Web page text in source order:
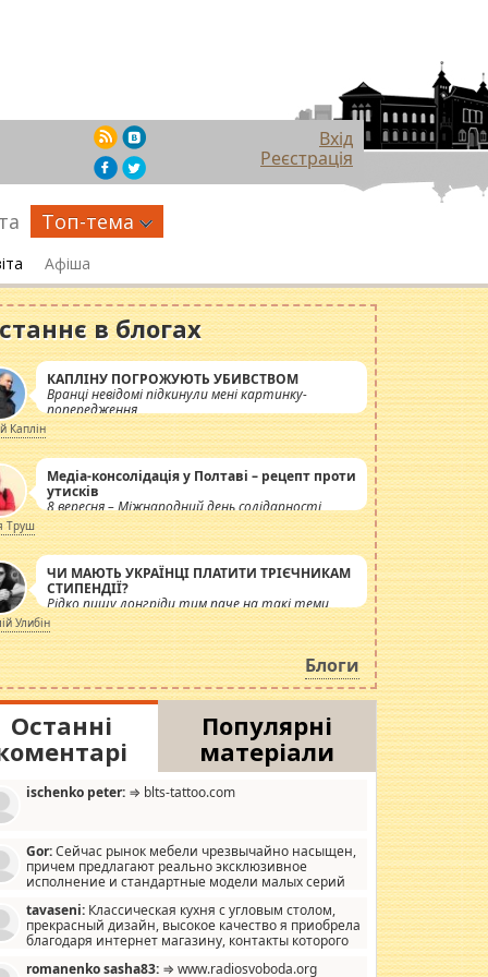
Вхід
Реєстрація
Топ-тема
Афіша
в блогах
КАПЛІНУ ПОГРОЖУЮТЬ УБИВСТВОМ
Вранці невідомі підкинули мені картинку-
попередження
Каплін
Медіа-консолідація у Полтаві – рецепт проти
утисків
8 вересня – Міжнародний день солідарності
журналістів.
Труш
ЧИ МАЮТЬ УКРАЇНЦІ ПЛАТИТИ ТРІЄЧНИКАМ
СТИПЕНДІЇ?
Рідко пишу лонгріди тим паче на такі теми,
але вже просто дістало! Обурюють сьогоднішні
інсенуації навколо стипендіального питання.
Штучно роздувається ще одна соціальна
катастрофа.
Улибін
Блоги
Останні
Популярні
матеріали
ischenko peter: ⇒ blts-tattoo.com
Gor:Сейчас рынок мебели чрезвычайно насыщен,
причем предлагают реально эксклюзивное
исполнение и стандартные модели малых серий
мало походит на стандартные формы, в MebelOk,
и что главное - со вкусом все в порядке,
ненужных наворотов удорожающих мебель, а это не
tavaseni: Классическая кухня с угловым столом,
прекрасный дизайн, высокое качество я приобрела
благодаря интернет магазину, контакты которого
romanenko sasha83: ⇒ www.radiosvoboda.org